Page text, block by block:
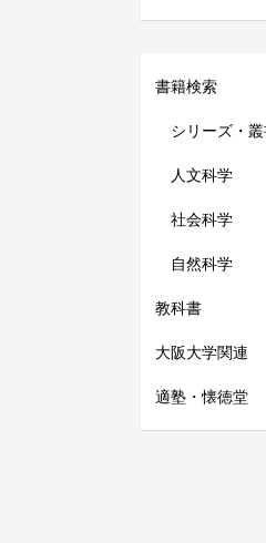
書籍検索
シリーズ・叢
人文科学
社会科学
自然科学
教科書
大阪大学関連
適塾・懐徳堂